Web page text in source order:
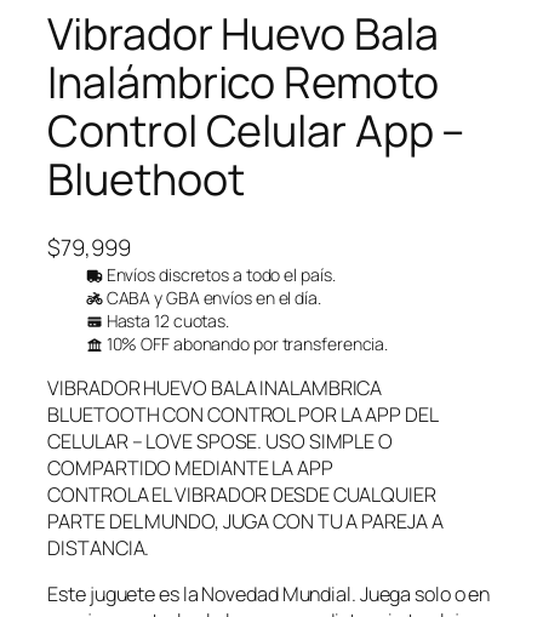
Vibrador Huevo Bala
Inalámbrico Remoto
Control Celular App –
Bluethoot
$79,999
Envíos discretos a todo el país.
CABA y GBA envíos en el día.
Hasta 12 cuotas.
10% OFF abonando por transferencia.
VIBRADOR HUEVO BALA INALAMBRICA
BLUETOOTH CON CONTROL POR LA APP DEL
CELULAR – LOVE SPOSE. USO SIMPLE O
COMPARTIDO MEDIANTE LA APP
CONTROLA EL VIBRADOR DESDE CUALQUIER
PARTE DEL MUNDO, JUGA CON TU A PAREJA A
DISTANCIA.
Este juguete es la Novedad Mundial. Juega solo o en